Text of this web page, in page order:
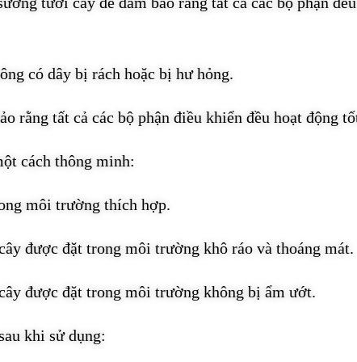
có dây bị rách hoặc bị hư hỏng.
rằng tất cả các bộ phận điều khiển đều hoạt động
cách thông minh:
môi trường thích hợp.
được đặt trong môi trường khô ráo và thoáng mát.
được đặt trong môi trường không bị ẩm ướt.
khi sử dụng: